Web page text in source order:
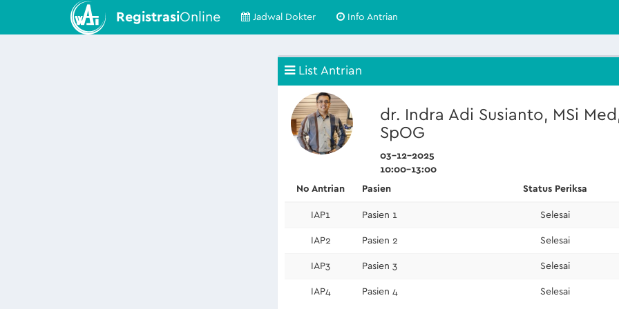
RegistrasiOnline Jadwal Dokter Info Antrian
List Antrian
dr. Indra Adi Susianto, MSi
SpOG
03-12-2025
10:00-13:00
No Antrian
Pasien Status Periksa
IAP1 Pasien 1 Selesai
IAP2 Pasien 2 Selesai
IAP3 Pasien 3 Selesai
IAP4 Pasien 4 Selesai